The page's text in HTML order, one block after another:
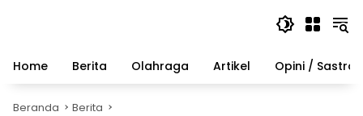
Home
Berita Olahraga Artikel Opini / Sastra
Beranda Berita